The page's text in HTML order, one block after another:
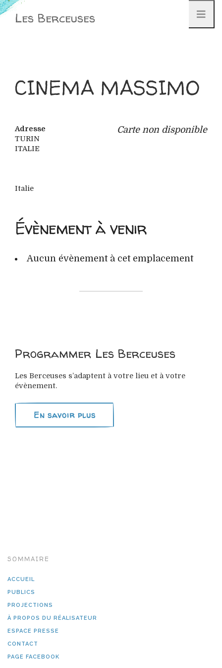
Aller
au
Les Berceuses
CINEMA MASSIMO
Carte non disponible
Adresse
TURIN
ITALIE
Italie
Évènement à venir
Aucun évènement à cet emplacement
Programmer Les Berceuses
Les Berceuses s’adaptent à votre lieu et à votre
évènement.
En savoir plus
SOMMAIRE
ACCUEIL
PUBLICS
PROJECTIONS
À PROPOS DU RÉALISATEUR
ESPACE PRESSE
CONTACT
PAGE FACEBOOK